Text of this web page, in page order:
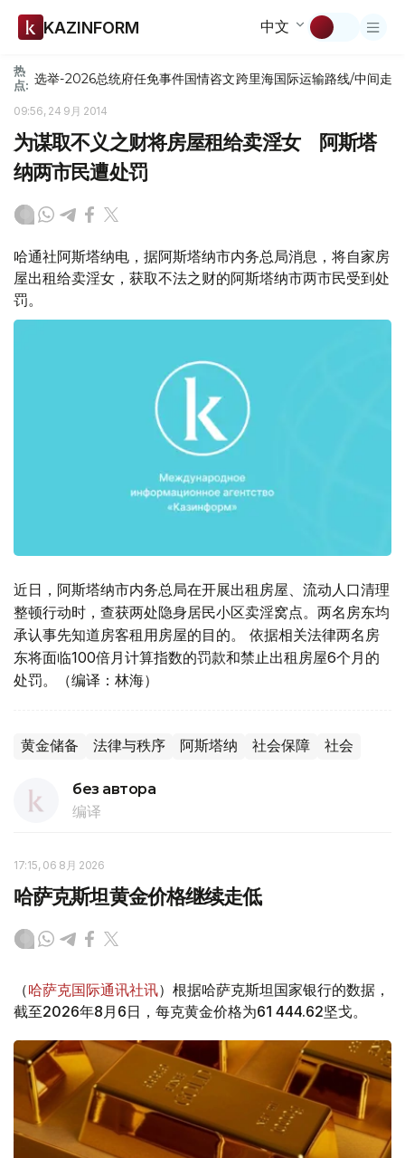
KAZINFORM 中文
热
点: 选举-2026总统府任免事件国情咨文跨里海国际运输路线/中间走廊
09:56, 24 9月 2014
为谋取不义之财将房屋租给卖淫女 阿斯塔
纳两市民遭处罚
哈通社阿斯塔纳电，据阿斯塔纳市内务总局消息，将自家房
屋出租给卖淫女，获取不法之财的阿斯塔纳市两市民受到处
罚。
近日，阿斯塔纳市内务总局在开展出租房屋、流动人口清理
整顿行动时，查获两处隐身居民小区卖淫窝点。两名房东均
承认事先知道房客租用房屋的目的。 依据相关法律两名房
东将面临100倍月计算指数的罚款和禁止出租房屋6个月的
处罚。（编译：林海）
黄金储备 法律与秩序 阿斯塔纳 社会保障 社会
без автора
编译
17:15, 06 8月 2026
哈萨克斯坦黄金价格继续走低
（哈萨克国际通讯社讯）根据哈萨克斯坦国家银行的数据，
截至2026年8月6日，每克黄金价格为61 444.62坚戈。